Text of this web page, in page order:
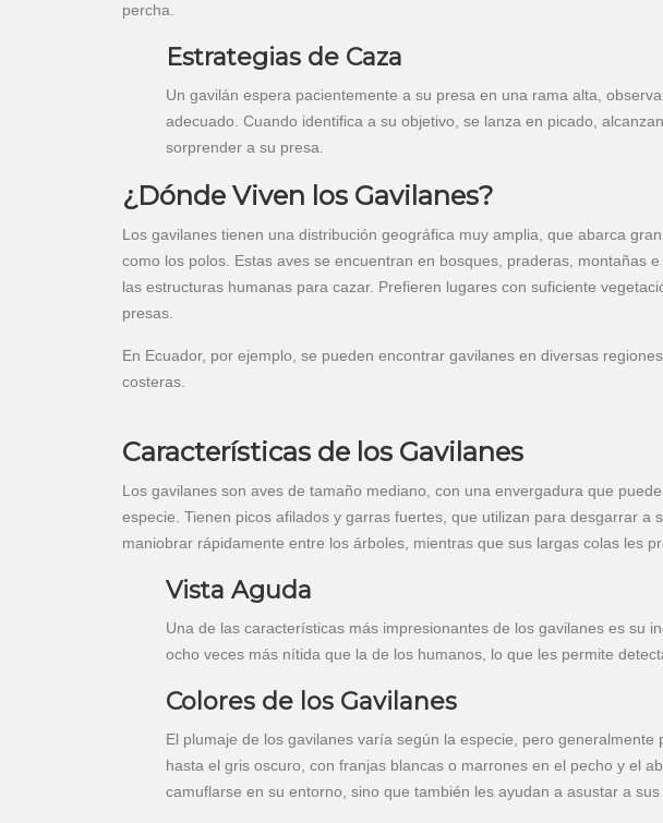
percha.
Estrategias de Caza
Un gavilán espera pacientemente a su presa en una rama alta,
adecuado. Cuando identifica a su objetivo, se lanza en picado,
sorprender a su presa.
¿Dónde Viven los Gavilanes?
Los gavilanes tienen una distribución geográfica muy amplia, que abarca
como los polos. Estas aves se encuentran en bosques, praderas, montañas
las estructuras humanas para cazar. Prefieren lugares con suficiente
presas.
En Ecuador, por ejemplo, se pueden encontrar gavilanes en diversas
costeras.
Características de los Gavilanes
Los gavilanes son aves de tamaño mediano, con una envergadura que
especie. Tienen picos afilados y garras fuertes, que utilizan para desgarrar a
maniobrar rápidamente entre los árboles, mientras que sus largas colas les
Vista Aguda
Una de las características más impresionantes de los gavilanes es su
ocho veces más nítida que la de los humanos, lo que les permite
Colores de los Gavilanes
El plumaje de los gavilanes varía según la especie, pero
hasta el gris oscuro, con franjas blancas o marrones en el pecho y el
camuflarse en su entorno, sino que también les ayudan a asustar a